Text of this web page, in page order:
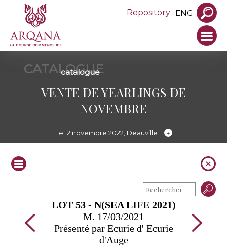
Repository ENG
CATALOGUE
catalogue
VENTE DE YEARLINGS DE
NOVEMBRE
Le 12 novembre 2022, Deauville
LOT 53 - N(SEA LIFE 2021)
M. 17/03/2021
Présenté par Ecurie d' Ecurie
d'Auge